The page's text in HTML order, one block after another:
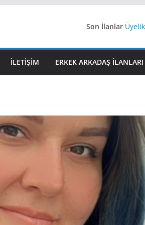
Son İlanlar
İLETIŞIM ERKEK ARKADAŞ ILANLARI